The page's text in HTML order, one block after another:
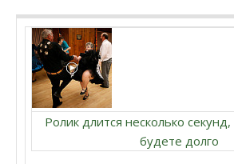
Ролик длится несколько
будете долго